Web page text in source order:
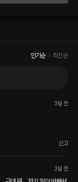
인기순 최신순
3달 전
신고
3달 전